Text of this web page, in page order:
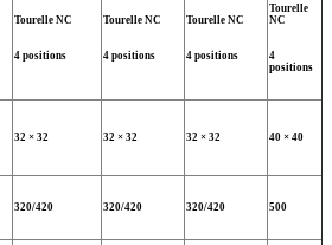
Tourelle NC
4 positions
Tourelle NC
4 positions
Tourelle NC
4 positions
Tourelle
NC
4
positions
32 × 32 32 × 32 32 × 32 40 × 40
320/420 320/420 320/420 500